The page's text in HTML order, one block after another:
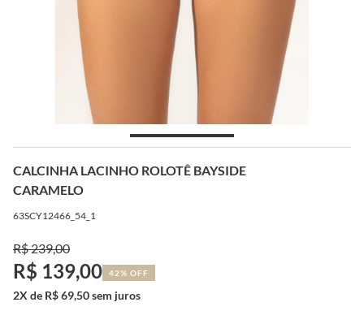
CALCINHA LACINHO ROLOTÊ BAYSIDE
CARAMELO
63SCY12466_54_1
R$ 239,00
R$ 139,00 42% OFF
2X de R$ 69,50 sem juros